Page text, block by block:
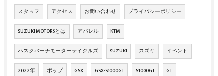
スタッフ アクセス お問い合わせ プライバシーポリシー
SUZUKI MOTORSとは アパレル KTM
ハスクバーナモーターサイクルズ SUZUKI スズキ イベント
2022年 ポップ GSX GSX-S1000GT S1000GT GT